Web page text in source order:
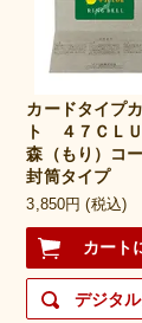
カードタイプ
ト ４７ＣＬ
森（もり）コ
封筒タイプ
3,850円 (税込)
カート
デジタ